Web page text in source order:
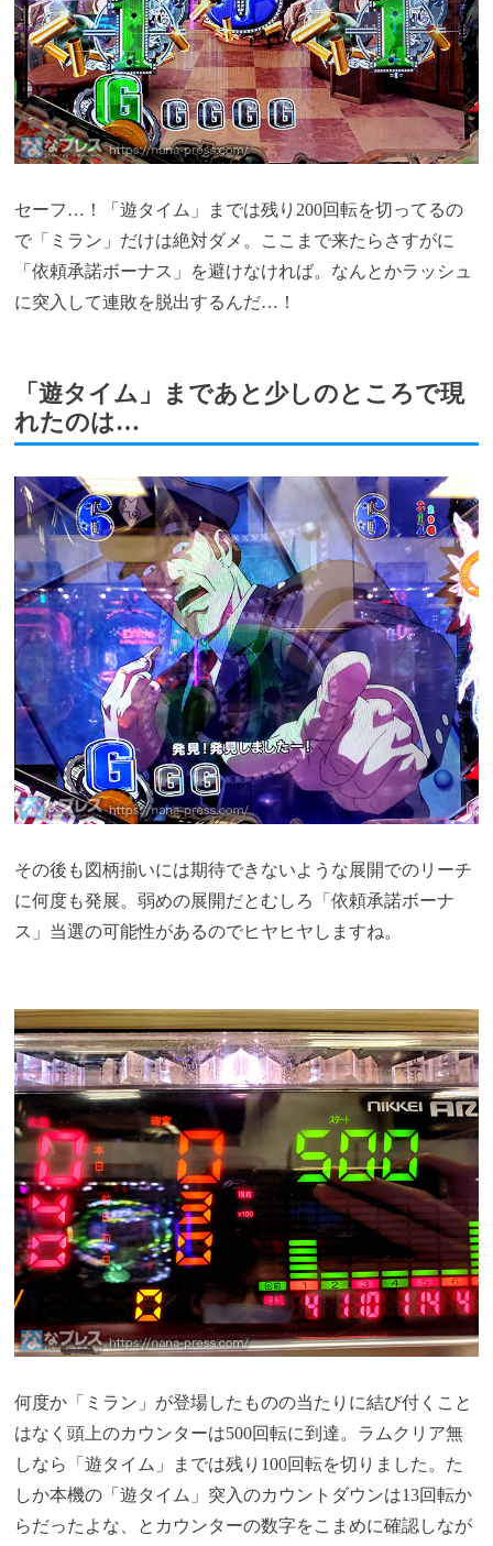
セーフ…！「遊タイム」までは残り200回転を切ってるの
で「ミラン」だけは絶対ダメ。ここまで来たらさすがに
「依頼承諾ボーナス」を避けなければ。なんとかラッシュ
に突入して連敗を脱出するんだ…！
「遊タイム」まであと少しのところで現
れたのは…
その後も図柄揃いには期待できないような展開でのリーチ
に何度も発展。弱めの展開だとむしろ「依頼承諾ボーナ
ス」当選の可能性があるのでヒヤヒヤしますね。
何度か「ミラン」が登場したものの当たりに結び付くこと
はなく頭上のカウンターは500回転に到達。ラムクリア無
しなら「遊タイム」までは残り100回転を切りました。た
しか本機の「遊タイム」突入のカウントダウンは13回転か
らだったよな、とカウンターの数字をこまめに確認しなが